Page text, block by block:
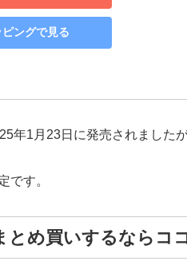
ングで見る
年1月23日に発売されました
です。
とめ買いするならコ